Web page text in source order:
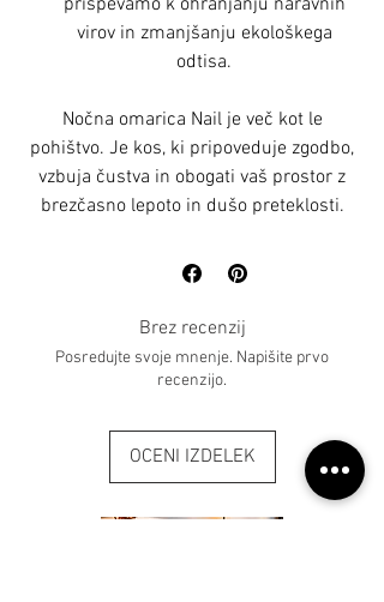
virov in zmanjšanju ekološkega
odtisa.
Nočna omarica Nail je več kot le
pohištvo. Je kos, ki pripoveduje zgodbo,
vzbuja čustva in obogati vaš prostor z
brezčasno lepoto in dušo preteklosti.
Brez recenzij
Posredujte svoje mnenje. Napišite prvo
recenzijo.
OCENI IZDELEK